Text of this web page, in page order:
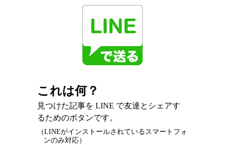
これは何？
見つけた記事を LINE で友達とシェアす
るためのボタンです。
（LINEがインストールされているスマートフォ
ンのみ対応）